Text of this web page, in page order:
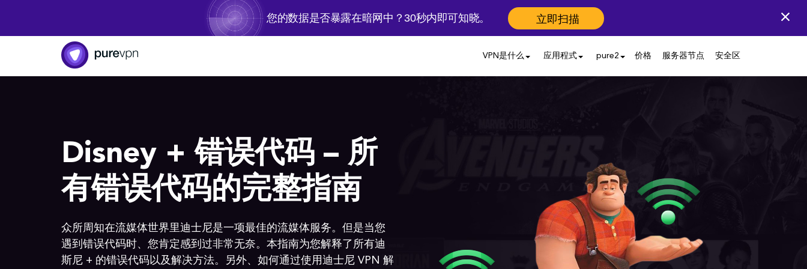
您的数据是否暴露在暗网中？30秒内即可知晓。 立即扫描
VPN是什么 应用程式 pure2 价格 服务器节点 安全区
Disney + 错误代码 – 所
有错误代码的完整指南
众所周知在流媒体世界里迪士尼是一项最佳的流媒体服务。但是当您
遇到错误代码时、您肯定感到过非常无奈。本指南为您解释了所有迪
斯尼 + 的错误代码以及解决方法。另外、如何通过使用迪士尼 VPN 解